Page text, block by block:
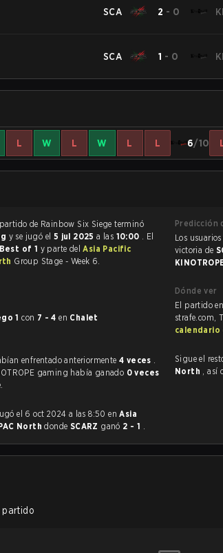
SCA 2 - 0
SCA 1 - 0
L W L W L L 6/10
El partido de Rainbow Six Siege terminó
y se jugó el 5 jul 2025a las 10:00 . El
of 1 y parte delAsia Pacific
Group Stage - Week 6.
1 con 7 - 4 en Chalet
SCARZ y KINOTROPE gaming se habían enfrentado anteriormente 4 veces .
gaming había ganado 0 veces
el 6 oct 2024 a las 8:50 enAsia
Northdonde SCARZ ganó 2 - 1 .
Predicción
Los usuarios de Strafe creyeron que
victoria de
Dónde ver
El partido
strafe.com,
calendario
Sigue el
North
partido